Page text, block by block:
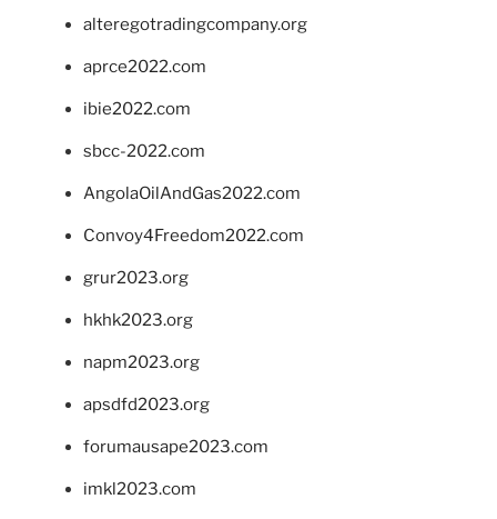
alteregotradingcompany.org
aprce2022.com
ibie2022.com
sbcc-2022.com
AngolaOilAndGas2022.com
Convoy4Freedom2022.com
grur2023.org
hkhk2023.org
napm2023.org
apsdfd2023.org
forumausape2023.com
imkl2023.com